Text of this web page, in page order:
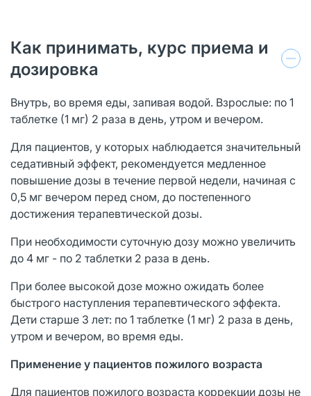
Как принимать, курс приема и
дозировка
Внутрь, во время еды, запивая водой. Взрослые: по 1
таблетке (1 мг) 2 раза в день, утром и вечером.
Для пациентов, у которых наблюдается значительный
седативный эффект, рекомендуется медленное
повышение дозы в течение первой недели, начиная с
0,5 мг вечером перед сном, до постепенного
достижения терапевтической дозы.
При необходимости суточную дозу можно увеличить
до 4 мг - по 2 таблетки 2 раза в день.
При более высокой дозе можно ожидать более
быстрого наступления терапевтического эффекта.
Дети старше 3 лет: по 1 таблетке (1 мг) 2 раза в день,
утром и вечером, во время еды.
Применение у пациентов пожилого возраста
Для пациентов пожилого возраста коррекции дозы не